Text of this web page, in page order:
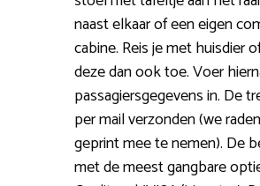
naast elkaar of een eigen
cabine. Reis je met huisdier
deze dan ook toe. Voer
passagiersgegevens in. De
per mail verzonden (we
geprint mee te nemen). De
met de meest gangbare